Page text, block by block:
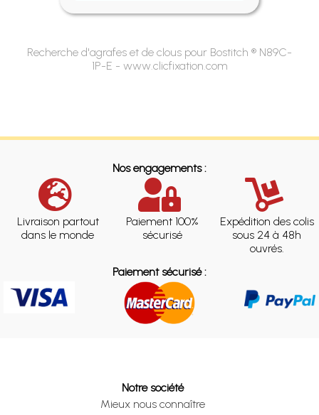
Recherche d'agrafes et de clous pour Bostitch ® N89C-
1P-E - www.clicfixation.com
Nos engagements :
Livraison partout
dans le monde
Paiement 100%
sécurisé
Expédition des colis
sous 24 à 48h
ouvrés.
Paiement sécurisé :
Notre société
Mieux nous connaître